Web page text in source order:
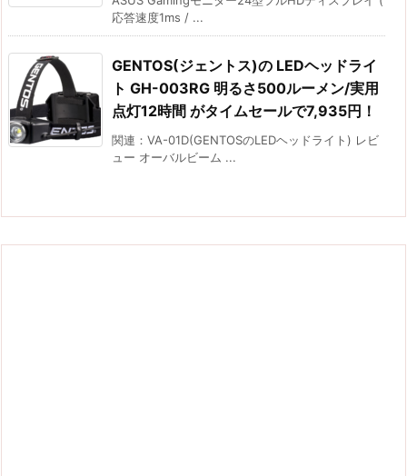
応答速度1ms / ...
GENTOS(ジェントス)の LEDヘッドライ
ト GH-003RG 明るさ500ルーメン/実用
点灯12時間 がタイムセールで7,935円！
関連：VA-01D(GENTOSのLEDヘッドライト) レビ
ュー オーバルビーム ...